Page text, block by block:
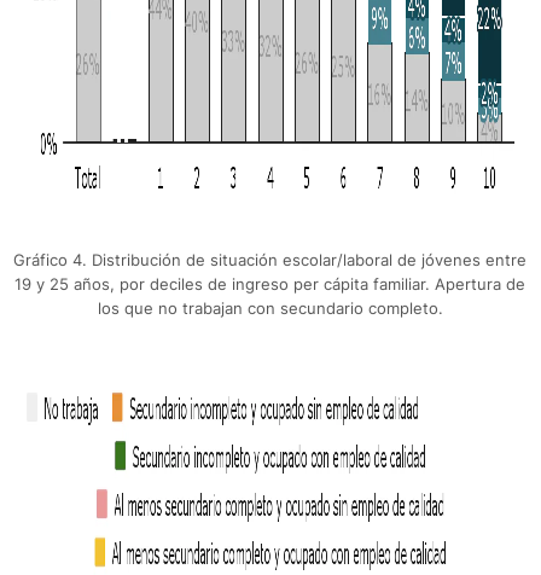
Gráfico 4. Distribución de situación escolar/laboral de jóvenes entre
19 y 25 años, por deciles de ingreso per cápita familiar. Apertura de
los que no trabajan con secundario completo.